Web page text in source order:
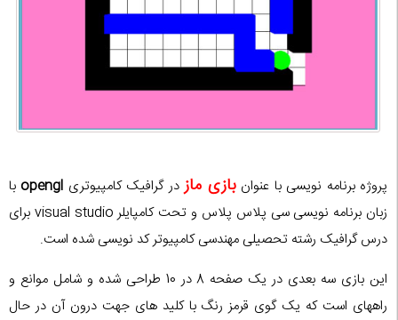
پروژه برنامه نویسی با عنوان بازی مازدر گرافیک کامپیوتری openglبا
زبان برنامه نویسی سی پلاس پلاس و تحت کامپایلر visual studio برای
درس گرافیک رشته تحصیلی مهندسی کامپیوتر کد نویسی شده است.
این بازی سه بعدی در یک صفحه 8 در 10 طراحی شده و شامل موانع و
راههای است که یک گوی قرمز رنگ با کلید های جهت درون آن در حال